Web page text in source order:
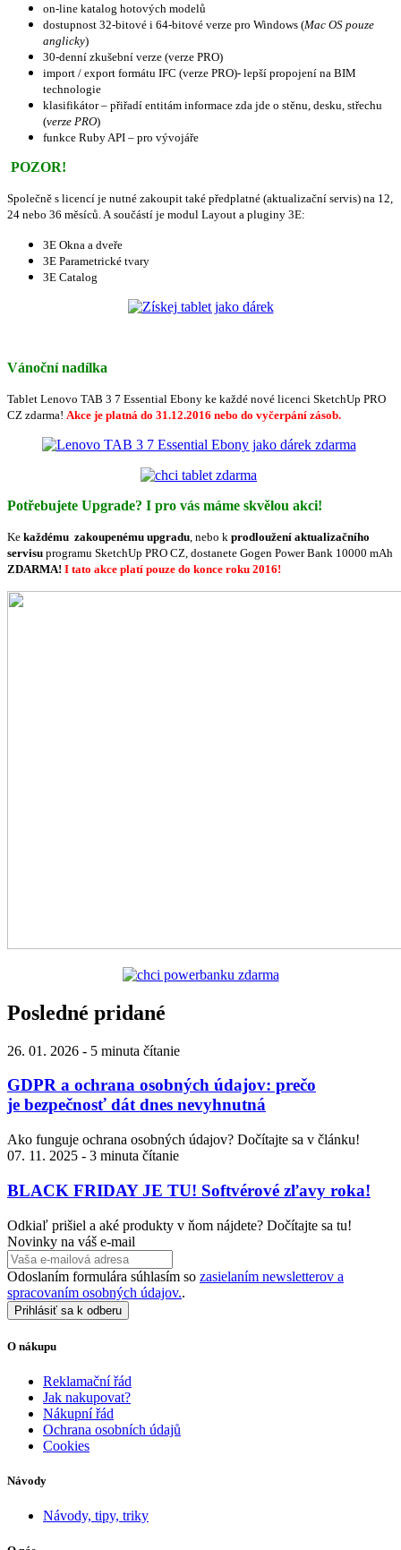
on-line katalog hotových modelů
dostupnost 32-bitové i 64-bitové verze pro Windows (Mac OS pouze
anglicky)
30-denní zkušební verze (verze PRO)
import / export formátu IFC (verze PRO)- lepší propojení na BIM
technologie
klasifikátor – přiřadí entitám informace zda jde o stěnu, desku, střechu
(verze PRO)
funkce Ruby API – pro vývojáře
POZOR!
Společně s licencí je nutné zakoupit také předplatné (aktualizační servis) na 12,
24 nebo 36 měsíců. A součástí je modul Layout a pluginy 3E:
3E Okna a dveře
3E Parametrické tvary
3E Catalog
Vánoční nadílka
Tablet Lenovo TAB 3 7 Essential Ebony ke každé nové licenci SketchUp PRO
CZ zdarma! Akce je platná do 31.12.2016 nebo do vyčerpání zásob.
Potřebujete Upgrade? I pro vás máme skvělou akci!
Ke každému zakoupenému upgradu , nebo k prodloužení aktualizačního
servisu programu SketchUp PRO CZ, dostanete Gogen Power Bank 10000 mAh
ZDARMA! I tato akce platí pouze do konce roku 2016!
Posledné pridané
26. 01. 2026 - 5 minuta čítanie
GDPR a ochrana osobných údajov: prečo
je bezpečnosť dát dnes nevyhnutná
Ako funguje ochrana osobných údajov? Dočítajte sa v článku!
07. 11. 2025 - 3 minuta čítanie
BLACK FRIDAY JE TU! Softvérové zľavy roka!
Odkiaľ prišiel a aké produkty v ňom nájdete? Dočítajte sa tu!
Novinky na váš e-mail
Odoslaním formulára súhlasím so zasielaním newsletterov a
spracovaním osobných údajov..
Prihlásiť sa k odberu
O nákupu
Reklamační řád
Jak nakupovat?
Nákupní řád
Ochrana osobních údajů
Cookies
Návody
Návody, tipy, triky